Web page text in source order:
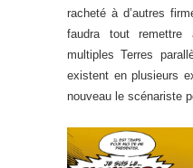
racheté à d’autres
faudra tout
multiples Terres
existent en plusieurs
nouveau le scénariste